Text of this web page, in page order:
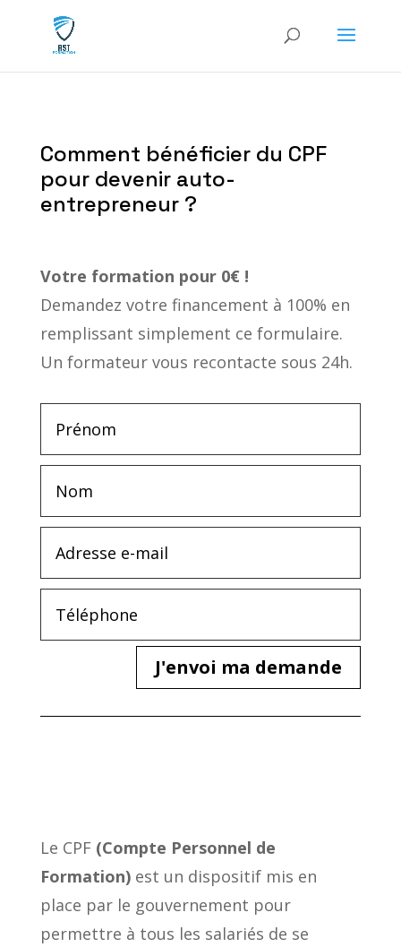
Comment bénéficier du CPF
pour devenir auto-
entrepreneur ?
Votre formation pour 0€ !
Demandez votre financement à 100% en
remplissant simplement ce formulaire.
Un formateur vous recontacte sous 24h.
J'envoi ma demande
Le CPF (Compte Personnel de
Formation)est un dispositif mis en
place par le gouvernement pour
permettre à tous les salariés de se